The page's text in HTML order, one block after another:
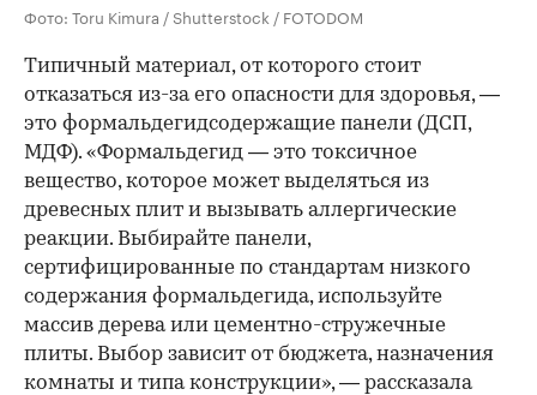
Фото: Toru Kimura / Shutterstock / FOTODOM
Типичный материал, от которого стоит
отказаться из-за его опасности для здоровья, —
это формальдегидсодержащие панели (ДСП,
МДФ). «Формальдегид — это токсичное
вещество, которое может выделяться из
древесных плит и вызывать аллергические
реакции. Выбирайте панели,
сертифицированные по стандартам низкого
содержания формальдегида, используйте
массив дерева или цементно-стружечные
плиты. Выбор зависит от бюджета, назначения
комнаты и типа конструкции», — рассказала